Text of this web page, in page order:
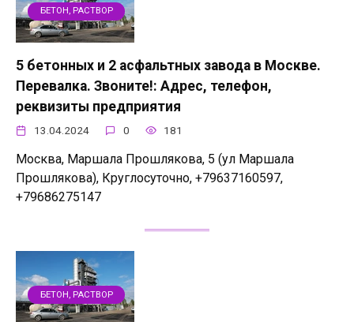
БЕТОН, РАСТВОР
5 бетонных и 2 асфальтных завода в Москве.
Перевалка. Звоните!: Адрес, телефон,
реквизиты предприятия
13.04.2024 0 181
Москва, Маршала Прошлякова, 5 (ул Маршала
Прошлякова), Круглосуточно, +79637160597,
+79686275147
БЕТОН, РАСТВОР